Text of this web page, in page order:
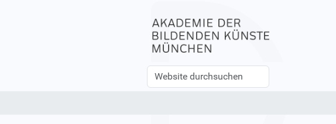
Website
durchsuchen
Erweiterte
Suche…